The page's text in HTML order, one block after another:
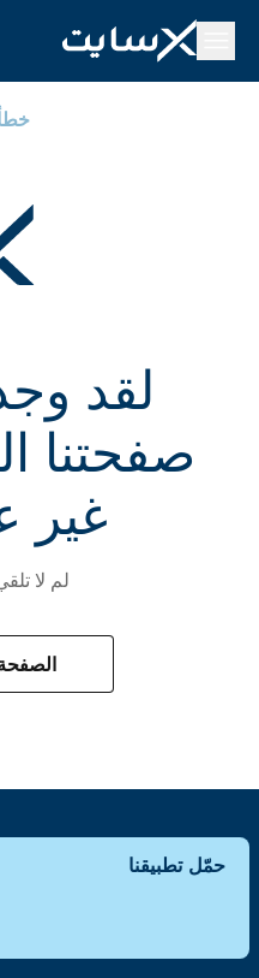
خطأ
لقد
صفحتنا
لم لا
حمّل تطبيقنا